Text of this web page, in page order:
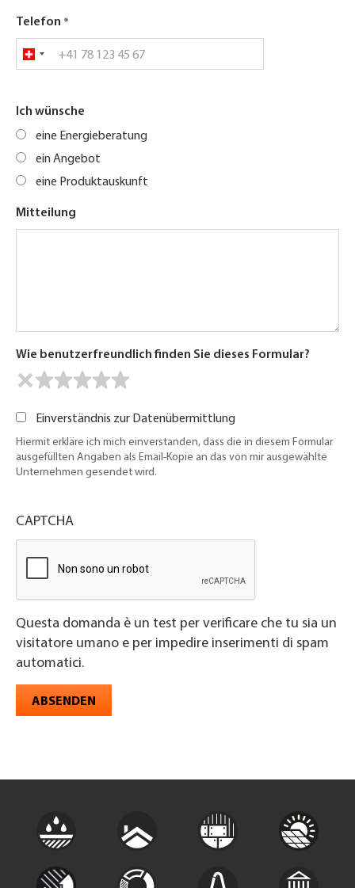
Telefon
Ich wünsche
eine Energieberatung
ein Angebot
eine Produktauskunft
Mitteilung
Wie benutzerfreundlich finden Sie dieses Formular?
Einverständnis zur Datenübermittlung
Hiermit erkläre ich mich einverstanden, dass die in diesem Formular
ausgefüllten Angaben als Email-Kopie an das von mir ausgewählte
Unternehmen gesendet wird.
CAPTCHA
Questa domanda è un test per verificare che tu sia un
visitatore umano e per impedire inserimenti di spam
automatici.
ABSENDEN